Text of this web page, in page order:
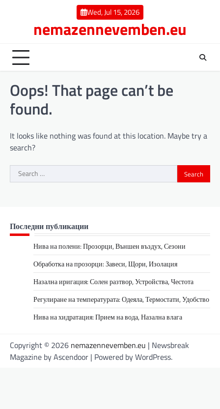
Wed, Jul 15, 2026
nemazennevemben.eu
Oops! That page can’t be
found.
It looks like nothing was found at this location. Maybe try a
search?
Search
for:
Последни публикации
Нива на полени: Прозорци, Външен въздух, Сезони
Обработка на прозорци: Завеси, Щори, Изолация
Назална иригация: Солен разтвор, Устройства, Честота
Регулиране на температурата: Одеяла, Термостати, Удобство
Нива на хидратация: Прием на вода, Назална влага
Copyright © 2026 nemazennevemben.eu | Newsbreak
Magazine byAscendoor | Powered byWordPress.